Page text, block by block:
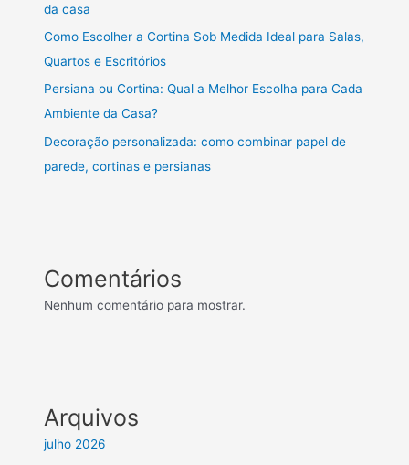
da casa
Como Escolher a Cortina Sob Medida Ideal para Salas,
Quartos e Escritórios
Persiana ou Cortina: Qual a Melhor Escolha para Cada
Ambiente da Casa?
Decoração personalizada: como combinar papel de
parede, cortinas e persianas
Comentários
Nenhum comentário para mostrar.
Arquivos
julho 2026